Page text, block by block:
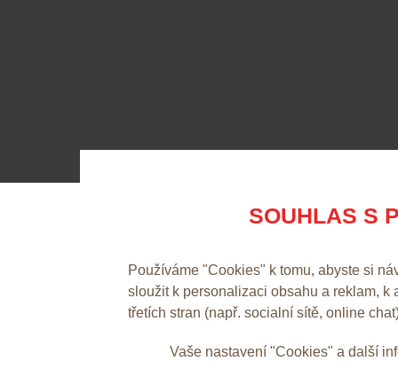
SOUHLAS S
Používáme "Cookies" k tomu, abyste si
sloužit k personalizaci obsahu a reklam,
třetích stran (např. socialní sítě, online
Vaše nastavení "Cookies" a další